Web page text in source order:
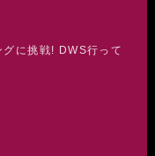
グに挑戦! DWS行って